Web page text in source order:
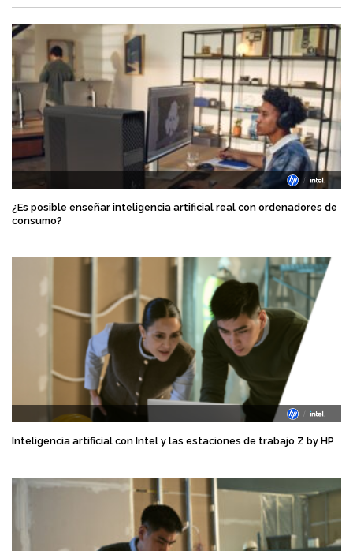
¿Es posible enseñar inteligencia artificial real con ordenadores de
consumo?
Inteligencia artificial con Intel y las estaciones de trabajo Z by HP